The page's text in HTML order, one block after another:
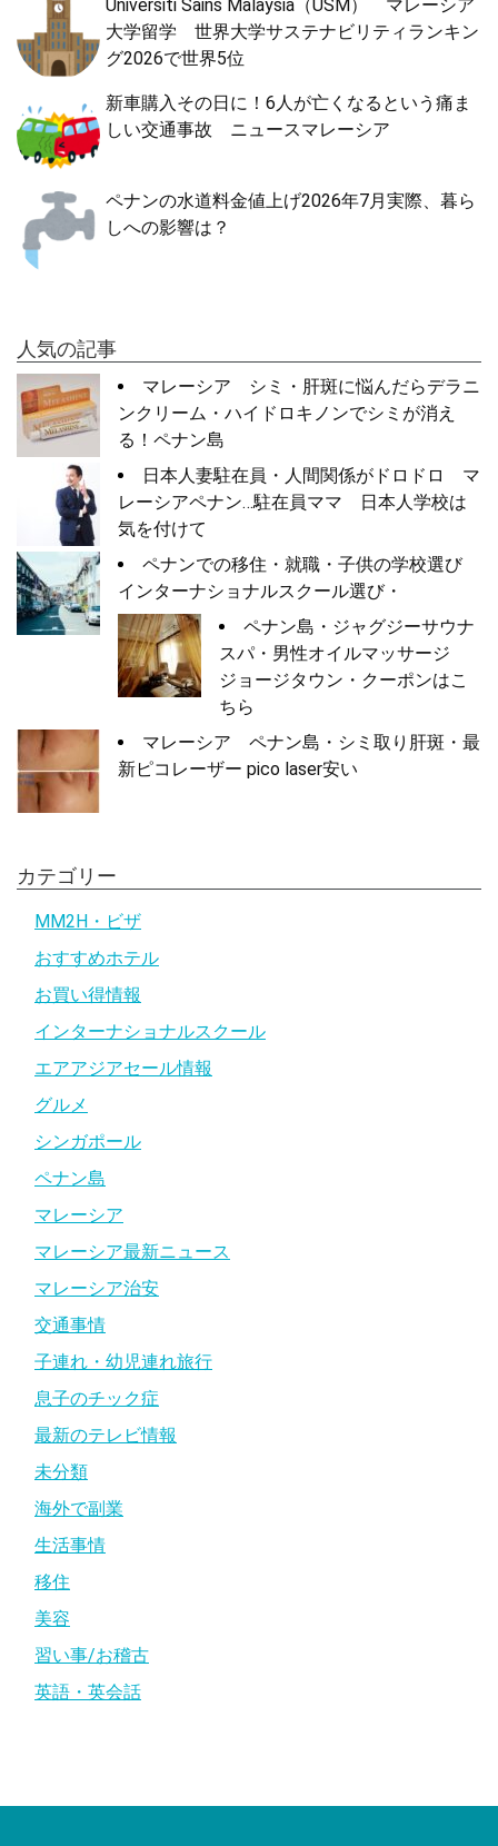
Universiti Sains Malaysia（USM） マレーシア
大学留学 世界大学サステナビリティランキン
グ2026で世界5位
新車購入その日に！6人が亡くなるという痛ま
しい交通事故 ニュースマレーシア
ペナンの水道料金値上げ2026年7月実際、暮ら
しへの影響は？
人気の記事
マレーシア シミ・肝斑に悩んだらデラニ
ンクリーム・ハイドロキノンでシミが消え
る！ペナン島
日本人妻駐在員・人間関係がドロドロ マ
レーシアペナン…駐在員ママ 日本人学校は
気を付けて
ペナンでの移住・就職・子供の学校選び
インターナショナルスクール選び・
ペナン島・ジャグジーサウナ
スパ・男性オイルマッサージ
ジョージタウン・クーポンはこ
ちら
マレーシア ペナン島・シミ取り肝斑・最
新ピコレーザー pico laser安い
カテゴリー
MM2H・ビザ
おすすめホテル
お買い得情報
インターナショナルスクール
エアアジアセール情報
グルメ
シンガポール
ペナン島
マレーシア
マレーシア最新ニュース
マレーシア治安
交通事情
子連れ・幼児連れ旅行
息子のチック症
最新のテレビ情報
未分類
海外で副業
生活事情
移住
美容
習い事/お稽古
英語・英会話